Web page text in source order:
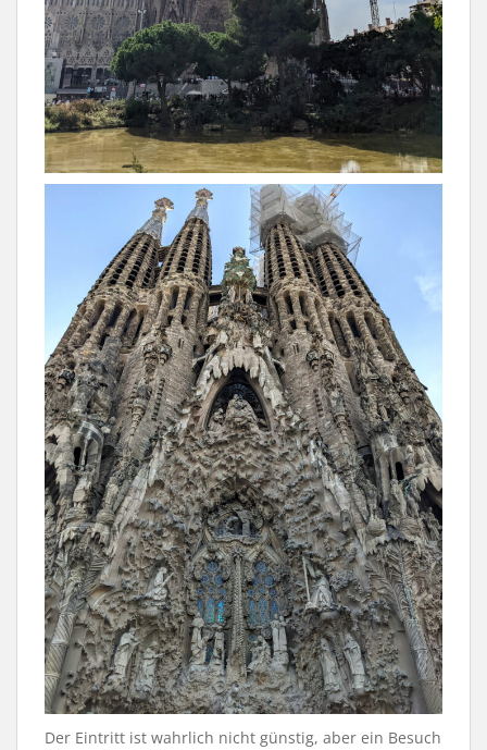
Der Eintritt ist wahrlich nicht günstig, aber ein Besuch